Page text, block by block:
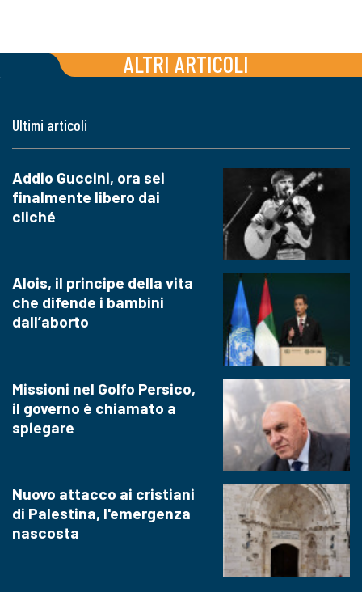
ALTRI ARTICOLI
Ultimi articoli
Addio Guccini, ora sei
finalmente libero dai
cliché
Alois, il principe della vita
che difende i bambini
dall’aborto
Missioni nel Golfo Persico,
il governo è chiamato a
spiegare
Nuovo attacco ai cristiani
di Palestina, l'emergenza
nascosta